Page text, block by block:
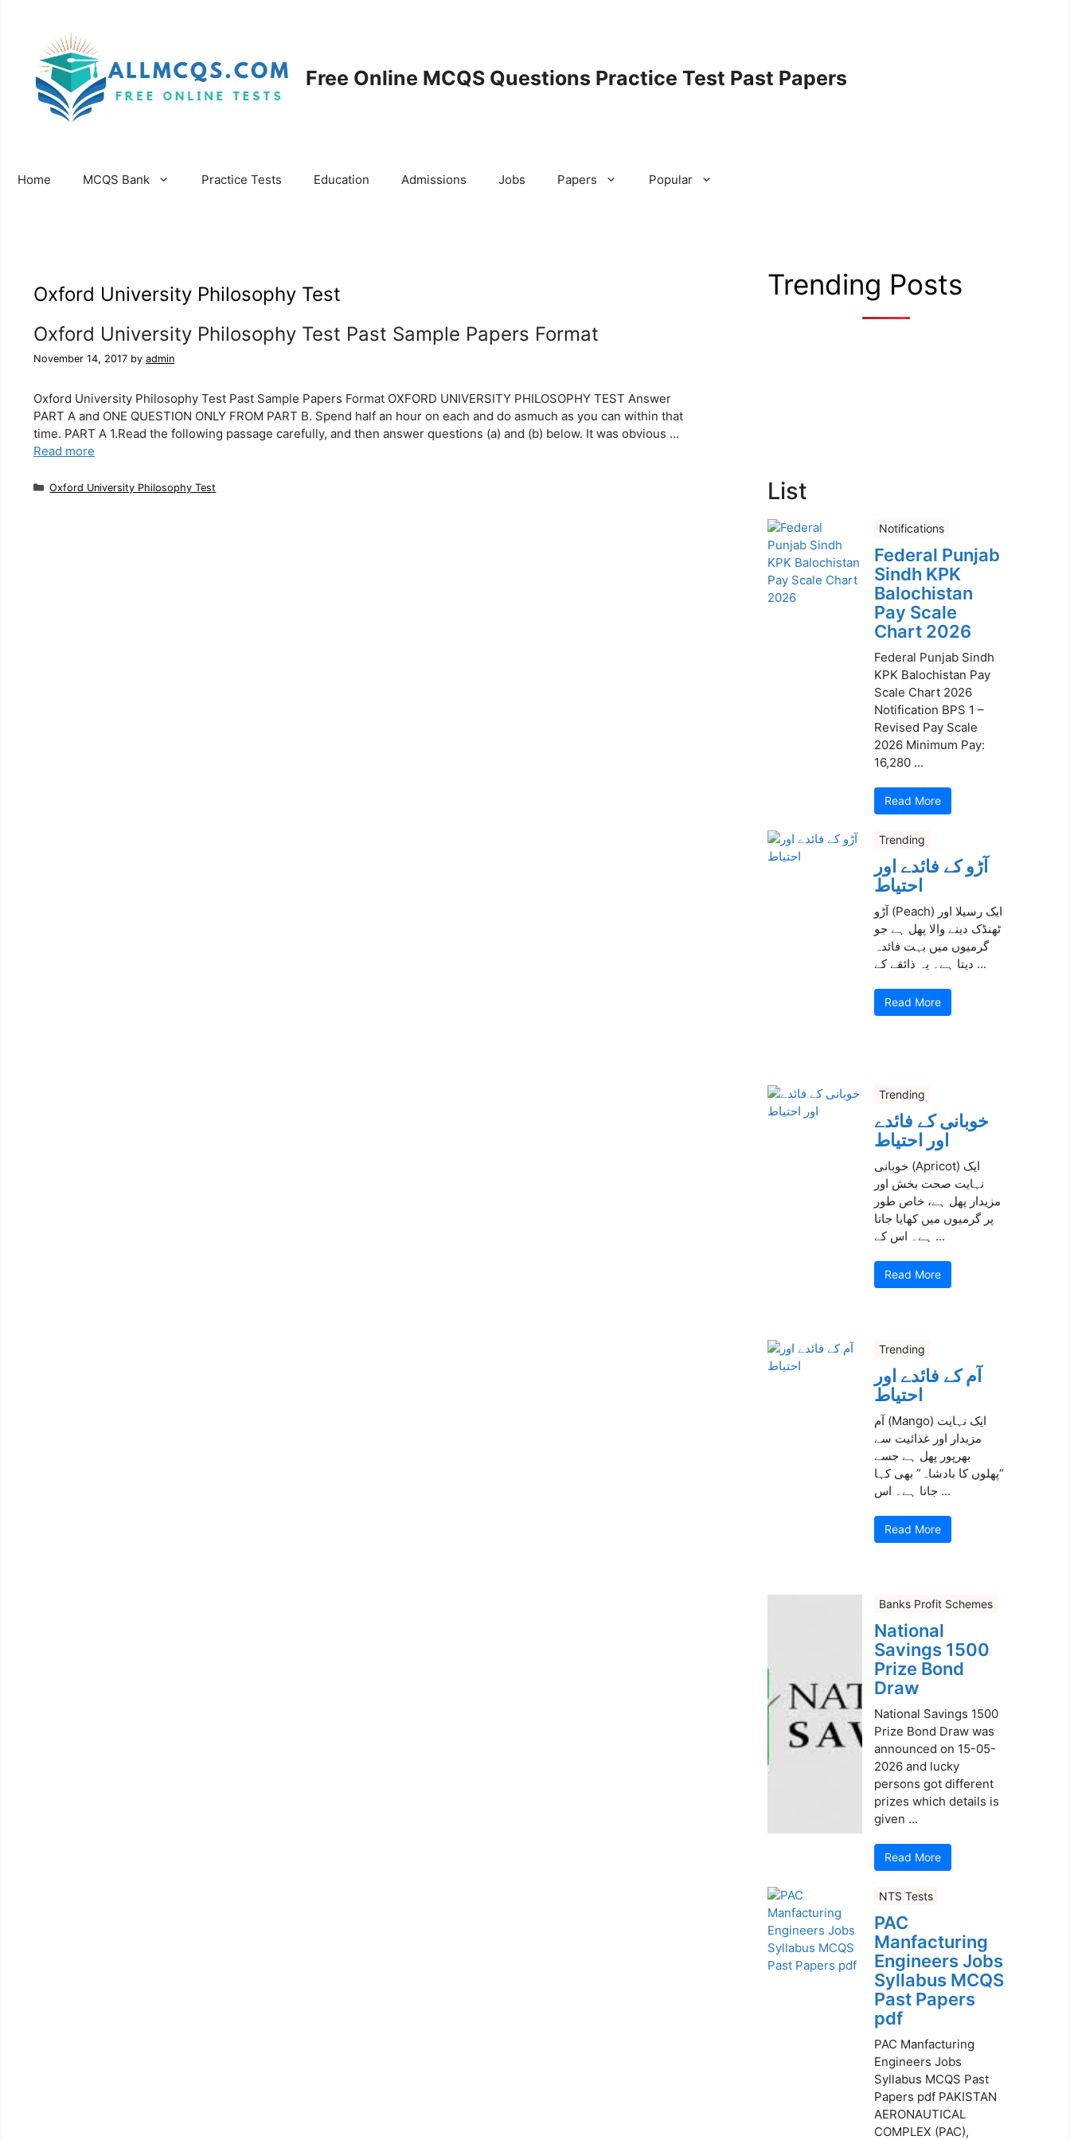
Free Online MCQS Questions Practice Test Past Papers
Home MCQS Bank Practice Tests Education Admissions Jobs Papers Popular
Oxford University Philosophy Test
Oxford University Philosophy Test Past Sample Papers Format
November 14, 2017 by admin
Oxford University Philosophy Test Past Sample Papers Format OXFORD UNIVERSITY PHILOSOPHY TEST Answer
PART A and ONE QUESTION ONLY FROM PART B. Spend half an hour on each and do asmuch as you can within that
time. PART A 1.Read the following passage carefully, and then answer questions (a) and (b) below. It was obvious …
Read more
Categories
Oxford University Philosophy Test
Trending Posts
List
Notifications
Federal Punjab
Sindh KPK
Balochistan
Pay Scale
Chart 2026
Federal Punjab Sindh
KPK Balochistan Pay
Scale Chart 2026
Notification BPS 1 –
Revised Pay Scale
2026 Minimum Pay:
16,280 ...
Read More
Trending
آڑو کے فائدے اور
احتیاط
آڑو (Peach) ایک رسیلا اور
ٹھنڈک دینے والا پھل ہے جو
گرمیوں میں بہت فائدہ
دیتا ہے۔ یہ ذائقے کے ...
Read More
Trending
خوبانی کے فائدے
اور احتیاط
خوبانی (Apricot) ایک
نہایت صحت بخش اور
مزیدار پھل ہے، خاص طور
پر گرمیوں میں کھایا جاتا
ہے۔ اس کے ...
Read More
Trending
آم کے فائدے اور
احتیاط
آم (Mango) ایک نہایت
مزیدار اور غذائیت سے
بھرپور پھل ہے جسے
“پھلوں کا بادشاہ” بھی کہا
جاتا ہے۔ اس ...
Read More
Banks Profit Schemes
National
Savings 1500
Prize Bond
Draw
National Savings 1500
Prize Bond Draw was
announced on 15-05-
2026 and lucky
persons got different
prizes which details is
given ...
Read More
NTS Tests
PAC
Manfacturing
Engineers Jobs
Syllabus MCQS
Past Papers
pdf
PAC Manfacturing
Engineers Jobs
Syllabus MCQS Past
Papers pdf PAKISTAN
AERONAUTICAL
COMPLEX (PAC),